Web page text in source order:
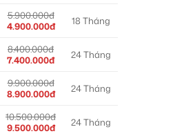
5.900.000đ
4.900.000đ
18 Tháng
8.400.000đ
7.400.000đ
24 Tháng
9.900.000đ
8.900.000đ
24 Tháng
10.500.000đ
9.500.000đ
24 Tháng